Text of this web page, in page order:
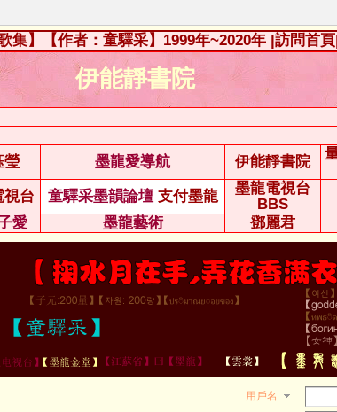
集】【作者：童驛采】1999年~2020年 |訪問首
伊能靜書院
瑩 墨龍愛導航 伊能靜書院
視台 童驛采墨韻論壇 支付墨龍
墨龍電視台
BBS
愛 墨龍藝術 鄧麗君
用戶名